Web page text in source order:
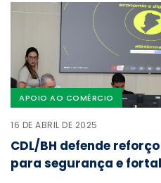
APOIO AO COMÉRCIO
16 DE ABRIL DE 2025
CDL/BH defende
para segurança e